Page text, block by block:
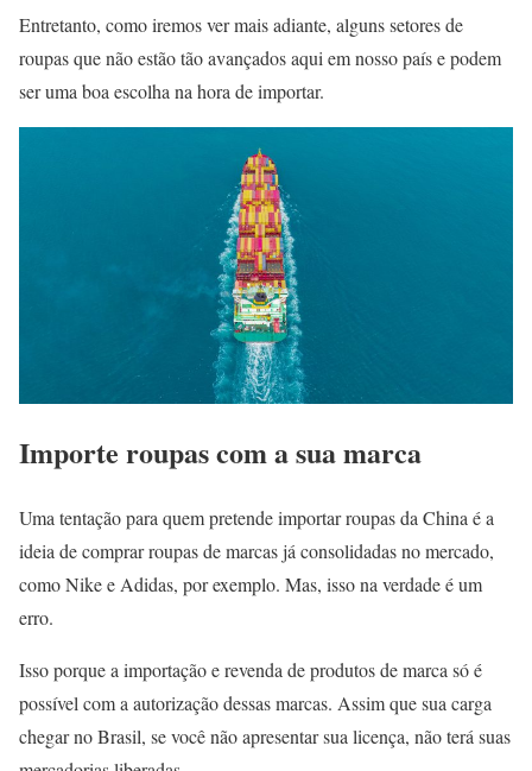
Entretanto, como iremos ver mais adiante, alguns setores de
roupas que não estão tão avançados aqui em nosso país e podem
ser uma boa escolha na hora de importar.
Importe roupas com a sua marca
Uma tentação para quem pretende importar roupas da China é a
ideia de comprar roupas de marcas já consolidadas no mercado,
como Nike e Adidas, por exemplo. Mas, isso na verdade é um
erro.
Isso porque a importação e revenda de produtos de marca só é
possível com a autorização dessas marcas. Assim que sua carga
chegar no Brasil, se você não apresentar sua licença, não terá suas